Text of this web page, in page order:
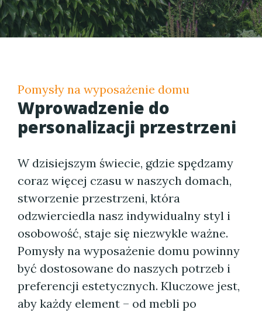
Pomysły na wyposażenie domu
Wprowadzenie do
personalizacji przestrzeni
W dzisiejszym świecie, gdzie spędzamy
coraz więcej czasu w naszych domach,
stworzenie przestrzeni, która
odzwierciedla nasz indywidualny styl i
osobowość, staje się niezwykle ważne.
Pomysły na wyposażenie domu powinny
być dostosowane do naszych potrzeb i
preferencji estetycznych. Kluczowe jest,
aby każdy element – od mebli po